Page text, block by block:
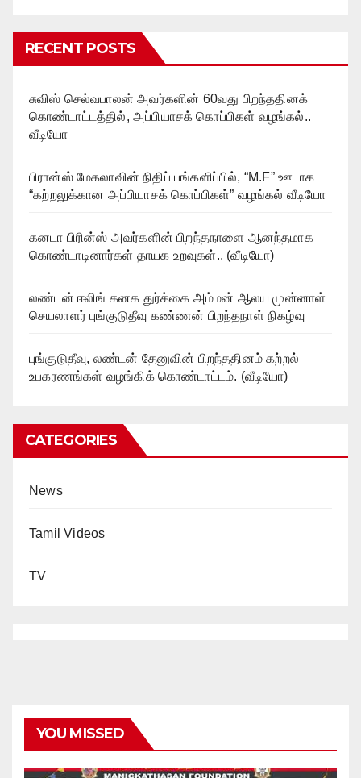
RECENT POSTS
சுவிஸ் செல்வபாலன் அவர்களின் 60வது பிறந்ததினக்
கொண்டாட்டத்தில், அப்பியாசக் கொப்பிகள் வழங்கல்..
வீடியோ
பிரான்ஸ் மேகலாவின் நிதிப் பங்களிப்பில், “M.F” ஊடாக
“கற்றலுக்கான அப்பியாசக் கொப்பிகள்” வழங்கல் வீடியோ
கனடா பிரின்ஸ் அவர்களின் பிறந்தநாளை ஆனந்தமாக
கொண்டாடினார்கள் தாயக உறவுகள்.. (வீடியோ)
லண்டன் ஈலிங் கனக துர்க்கை அம்மன் ஆலய முன்னாள்
செயலாளர் புங்குடுதீவு கண்ணன் பிறந்தநாள் நிகழ்வு
புங்குடுதீவு, லண்டன் தேனுவின் பிறந்ததினம் கற்றல்
உபகரணங்கள் வழங்கிக் கொண்டாட்டம். (வீடியோ)
CATEGORIES
News
Tamil Videos
TV
YOU MISSED